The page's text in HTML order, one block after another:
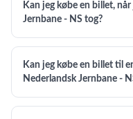
Kan jeg købe en billet,
Jernbane - NS tog?
Kan jeg købe en billet til
Nederlandsk Jernbane -